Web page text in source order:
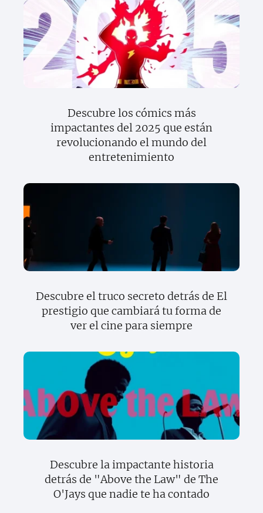
Descubre los cómics más
impactantes del 2025 que están
revolucionando el mundo del
entretenimiento
Descubre el truco secreto detrás de El
prestigio que cambiará tu forma de
ver el cine para siempre
Descubre la impactante historia
detrás de "Above the Law" de The
O'Jays que nadie te ha contado